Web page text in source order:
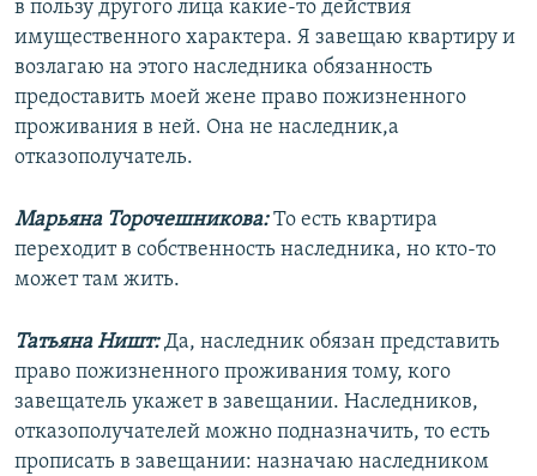
в пользу другого лица какие-то действия
имущественного характера. Я завещаю квартиру и
возлагаю на этого наследника обязанность
предоставить моей жене право пожизненного
проживания в ней. Она не наследник,а
отказополучатель.
Марьяна Торочешникова:То есть квартира
переходит в собственность наследника, но кто-то
может там жить.
Татьяна Ништ:Да, наследник обязан представить
право пожизненного проживания тому, кого
завещатель укажет в завещании. Наследников,
отказополучателей можно подназначить, то есть
прописать в завещании: назначаю наследником